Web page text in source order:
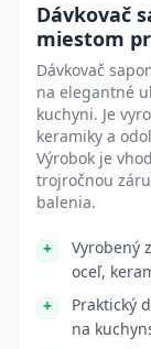
Dávkovač
miestom
Dávkovač
na elegantné
kuchyni. Je
keramiky a
Výrobok je
trojročnou
balenia.
Vyrobený
oceľ,
Praktický
na